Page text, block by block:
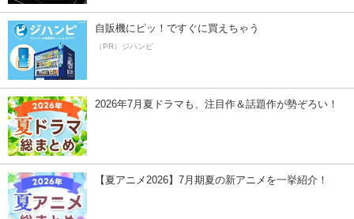
自販機にピッ！ですぐに買えちゃう
（PR）ジハンピ
2026年7月夏ドラマも、注目作＆話題作が勢ぞろい！
【夏アニメ2026】7月期夏の新アニメを一挙紹介！